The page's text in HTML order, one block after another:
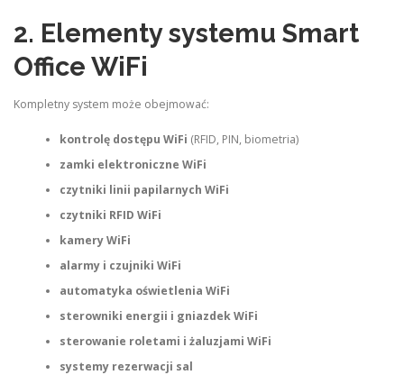
2. Elementy systemu Smart
Office WiFi
Kompletny system może obejmować:
kontrolę dostępu WiFi (RFID, PIN, biometria)
zamki elektroniczne WiFi
czytniki linii papilarnych WiFi
czytniki RFID WiFi
kamery WiFi
alarmy i czujniki WiFi
automatyka oświetlenia WiFi
sterowniki energii i gniazdek WiFi
sterowanie roletami i żaluzjami WiFi
systemy rezerwacji sal